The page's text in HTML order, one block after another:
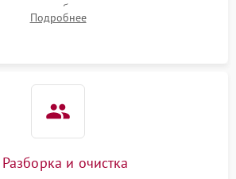
потребления тока с помощью
питания для локализации проблемы.
Подробнее
и очистка